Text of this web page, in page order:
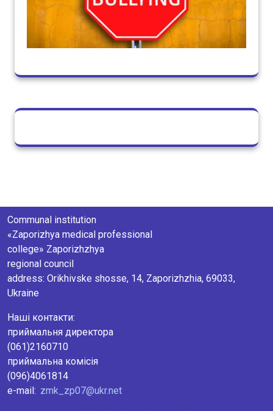
Communal institution
«Zaporizhya medical professional
college» Zaporizhzhya
regional council
аddress: Orikhivske shosse, 14, Zaporizhzhia, 69033,
Ukraine
Наші контакти:
приймальня директора
(061)2160710
приймальна комісія
(096)4061814
e-mail: zmk_zp07@ukr.net